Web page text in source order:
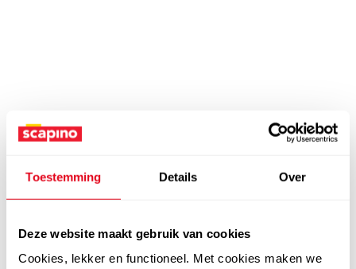
Toestemming Details Over
Deze website maakt gebruik van cookies
Cookies, lekker en functioneel. Met cookies maken we